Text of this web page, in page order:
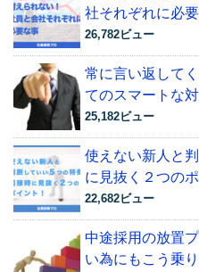
社それぞれに必
26,782ビュー
常に言い返して
てのスマートな
25,182ビュー
使えない新人と
に見抜く２つの
22,682ビュー
中途採用の放置
い為にもこう乗り